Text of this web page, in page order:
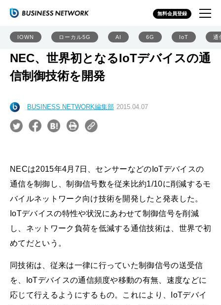
無料会員登録
IOWN ローカル5G AI 6G IoT 通
NEC、世界初となるIoTデバイスの通
信制御技術を開発
BUSINESS NETWORK編集部 2015.04.07
NECは2015年4月7日、センサーなどのIoTデバイスの
通信を制御し、制御信号数を従来比約1/10に削減するモ
バイルネットワーク向け技術を開発したと発表した。
IoTデバイスの特性や状況にあわせて制御信号を削減
し、ネットワーク負荷を低減する通信技術は、世界で初
めてだという。
同技術は、従来は一律に行っていた制御信号の送受信
を、IoTデバイスの通信頻度や移動の有無、速度などに
応じて行えるようにするもの。これにより、IoTデバイ